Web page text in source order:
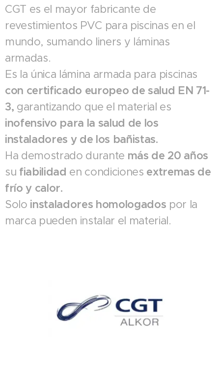
CGT es el mayor fabricante de
revestimientos PVC para piscinas en el
mundo, sumando liners y láminas
armadas.
Es la única lámina armada para piscinas
con certificado europeo de salud EN 71-
3, garantizando que el material es
inofensivo para la salud de los
instaladores y de los bañistas.
Ha demostrado durante más de 20 años
su fiabilidad en condiciones extremas de
frío y calor.
Solo instaladores homologados por la
marca pueden instalar el material.